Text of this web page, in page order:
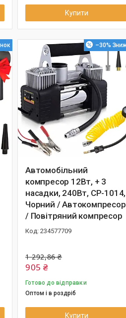
Купити
–30%
Автомобільний
компресор 12Вт, + 3
насадки, 240Вт, CP-1014,
Чорний / Автокомпресор
/ Повітряний компресор
234577709
1 292,86 ₴
905 ₴
Готово до відправки
Оптом і в роздріб
Купити